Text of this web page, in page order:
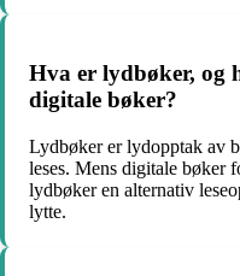
Hva er lydbøker, og
digitale bøker?
Lydbøker er lydopptak av
leses. Mens digitale bøker
lydbøker en alternativ
lytte.